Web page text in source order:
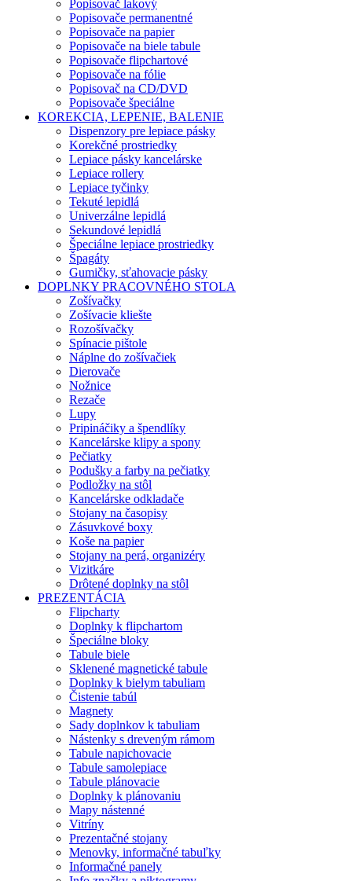
Popisovač lakový
Popisovače permanentné
Popisovače na papier
Popisovače na biele tabule
Popisovače flipchartové
Popisovače na fólie
Popisovač na CD/DVD
Popisovače špeciálne
KOREKCIA, LEPENIE, BALENIE
Dispenzory pre lepiace pásky
Korekčné prostriedky
Lepiace pásky kancelárske
Lepiace rollery
Lepiace tyčinky
Tekuté lepidlá
Univerzálne lepidlá
Sekundové lepidlá
Špeciálne lepiace prostriedky
Špagáty
Gumičky, sťahovacie pásky
DOPLNKY PRACOVNÉHO STOLA
Zošívačky
Zošívacie kliešte
Rozošívačky
Spínacie pištole
Náplne do zošívačiek
Dierovače
Nožnice
Rezače
Lupy
Pripináčiky a špendlíky
Kancelárske klipy a spony
Pečiatky
Podušky a farby na pečiatky
Podložky na stôl
Kancelárske odkladače
Stojany na časopisy
Zásuvkové boxy
Koše na papier
Stojany na perá, organizéry
Vizitkáre
Drôtené doplnky na stôl
PREZENTÁCIA
Flipcharty
Doplnky k flipchartom
Špeciálne bloky
Tabule biele
Sklenené magnetické tabule
Doplnky k bielym tabuliam
Čistenie tabúl
Magnety
Sady doplnkov k tabuliam
Nástenky s dreveným rámom
Tabule napichovacie
Tabule samolepiace
Tabule plánovacie
Doplnky k plánovaniu
Mapy nástenné
Vitríny
Prezentačné stojany
Menovky, informačné tabuľky
Informačné panely